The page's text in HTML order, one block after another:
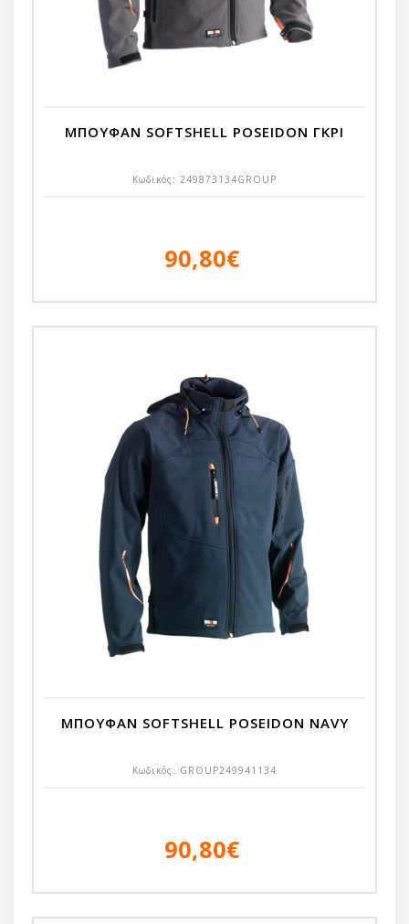
ΜΠΟΥΦΑΝ SOFTSHELL POSEIDON ΓΚΡΙ
Κωδικός: 249873134GROUP
90,80€
ΜΠΟΥΦΑΝ SOFTSHELL POSEIDON NAVY
Κωδικός: GROUP249941134
90,80€